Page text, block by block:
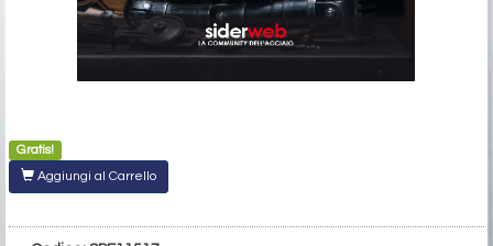
Gratis!
Aggiungi al Carrello